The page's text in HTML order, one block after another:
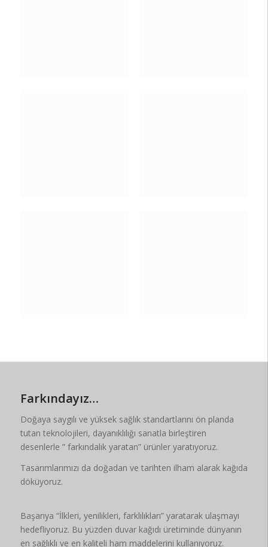
Farkındayız…
Doğaya saygılı ve yüksek sağlık standartlarını ön planda
tutan teknolojileri, dayanıklılığı sanatla birleştiren
desenlerle ” farkındalık yaratan” ürünler yaratıyoruz.
Tasarımlarımızı da doğadan ve tarihten ilham alarak kağıda
döküyoruz.
Başarıya “İlkleri, yenilikleri, farklılıkları” yaratarak ulaşmayı
hedefliyoruz. Bu yüzden duvar kağıdı üretiminde dünyanın
en sağlıklı ve en kaliteli ham maddelerini kullanıyoruz.